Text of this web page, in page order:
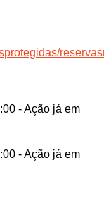
- Ação já em
- Ação já em